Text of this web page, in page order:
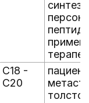
C18 -
C20